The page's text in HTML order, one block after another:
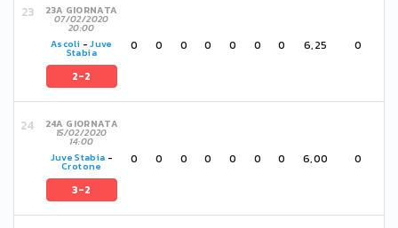
23A GIORNATA
07/02/2020
20:00
Ascoli -Juve
Stabia
2-2
0 0 0 0 0 0 0 6,25 0
24A GIORNATA
15/02/2020
14:00
Juve Stabia -
Crotone
3-2
0 0 0 0 0 0 0 6,00 0